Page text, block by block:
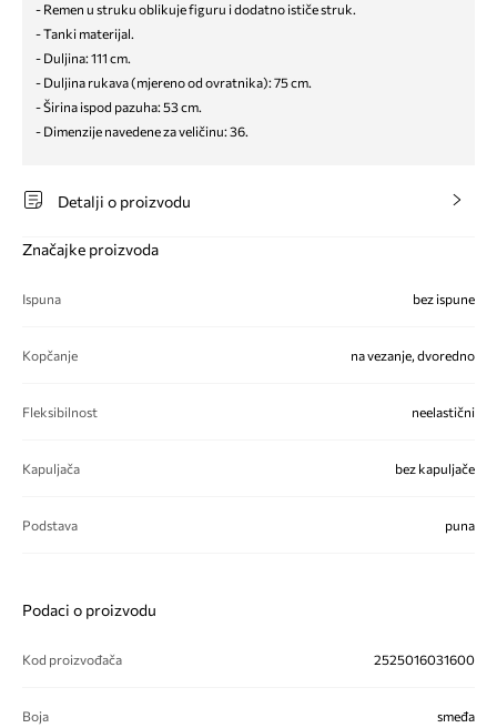
- Remen u struku oblikuje figuru i dodatno ističe struk.
- Tanki materijal.
- Duljina: 111 cm.
- Duljina rukava (mjereno od ovratnika): 75 cm.
- Širina ispod pazuha: 53 cm.
- Dimenzije navedene za veličinu: 36.
Detalji o proizvodu
Značajke proizvoda
Ispuna bez ispune
Kopčanje na vezanje, dvoredno
Fleksibilnost neelastični
Kapuljača bez kapuljače
Podstava puna
Podaci o proizvodu
Kod proizvođača 2525016031600
Boja smeđa